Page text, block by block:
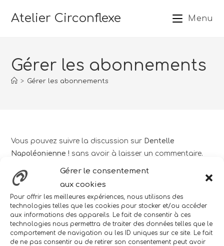
Gérer le consentement
aux cookies
Pour offrir les meilleures expériences, nous utilisons des
technologies telles que les cookies pour stocker et/ou accéder
aux informations des appareils. Le fait de consentir à ces
technologies nous permettra de traiter des données telles que le
comportement de navigation ou les ID uniques sur ce site. Le fait
de ne pas consentir ou de retirer son consentement peut avoir
Atelier Circonflexe Menu
Gérer les abonnements
> Gérer les abonnements
Vous pouvez suivre la discussion sur Dentelle
Napoléonienne ! sans avoir à laisser un commentaire.
Chouette, pas vrai ? Entrez simplement votre adresse
email dans le champ ci-dessous.
E-mail